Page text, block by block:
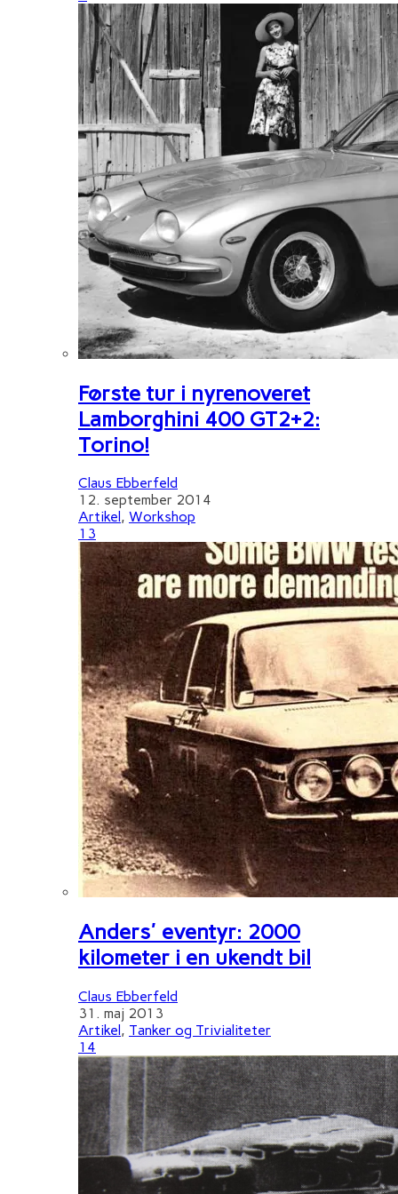
Første tur i nyrenoveret
Lamborghini 400 GT2+2:
Torino!
Claus Ebberfeld
12. september 2014
Artikel , Workshop
13
Anders' eventyr: 2000
kilometer i en ukendt bil
Claus Ebberfeld
31. maj 2013
Artikel , Tanker og Trivialiteter
14